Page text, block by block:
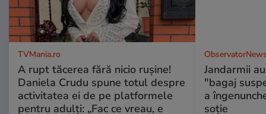
TVMania.ro
A rupt tăcerea fără nicio rușine!
Daniela Crudu spune totul despre
activitatea ei de pe platformele
pentru adulți: „Fac ce vreau, e
Jandarmii
"bagaj
a
soție